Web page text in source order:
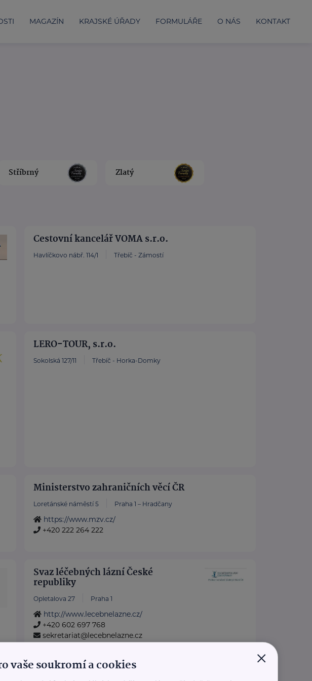
MAGAZÍN KRAJSKÉ ÚŘADY FORMULÁŘE O NÁS KONTAKT
Stříbrný Zlatý
Cestovní kancelář VOMA s.r.o.
Havlíčkovo nábř. 114/1 Třebíč - Zámostí
LERO-TOUR, s.r.o.
Sokolská 127/11 Třebíč - Horka-Domky
Ministerstvo zahraničních věcí ČR
Loretánské náměstí 5 Praha 1 – Hradčany
https://www.mzv.cz/
+420 222 264 222
Svaz léčebných lázní České
republiky
Opletalova 27 Praha 1
http://www.lecebnelazne.cz/
+420 602 697 768
sekretariat@lecebnelazne.cz
×
vaše soukromí a cookies